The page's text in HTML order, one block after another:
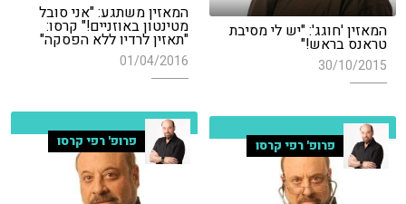
המאזין משתגע: "אני סובל
מטינטון באוזניים!" קרסו:
"תאזין לרדיו ללא הפסקה"
01/04/2016
המאזין 'חוגג': "יש לי מסיבת
טראנס בראש!"
30/10/2015
פרופ' רפי קרסו פרופ' רפי קרסו